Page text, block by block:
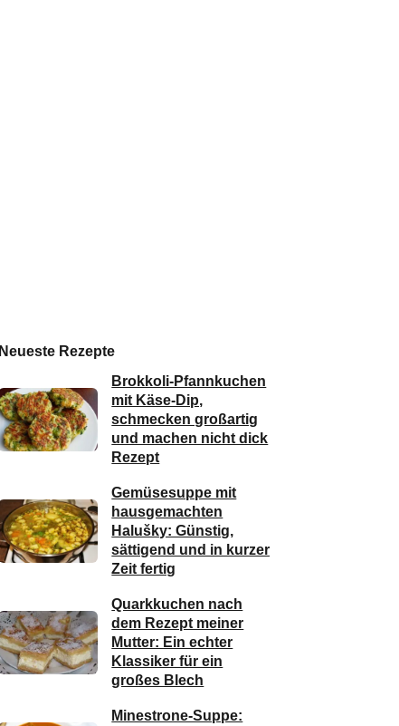
Neueste Rezepte
Brokkoli-Pfannkuchen
mit Käse-Dip,
schmecken großartig
und machen nicht dick
Rezept
Gemüsesuppe mit
hausgemachten
Halušky: Günstig,
sättigend und in kurzer
Zeit fertig
Quarkkuchen nach
dem Rezept meiner
Mutter: Ein echter
Klassiker für ein
großes Blech
Minestrone-Suppe: